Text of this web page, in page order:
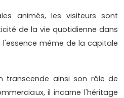
animés, les visiteurs sont
de la vie quotidienne dans
l'essence même de la capitale
transcende ainsi son rôle de
il incarne l'héritage